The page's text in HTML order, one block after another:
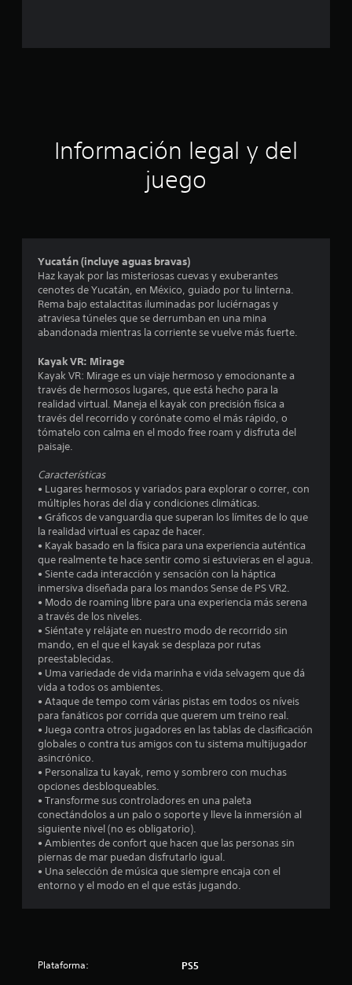
r
l
s
e
n
l
d
e
2
2
4
c
l
i
i
Información legal y del
juego
Yucatán (incluye aguas bravas)
Haz kayak por las misteriosas cuevas y exuberantes
cenotes de Yucatán, en México, guiado por tu linterna.
Rema bajo estalactitas iluminadas por luciérnagas y
atraviesa túneles que se derrumban en una mina
abandonada mientras la corriente se vuelve más fuerte.
Kayak VR: Mirage
Kayak VR: Mirage es un viaje hermoso y emocionante a
través de hermosos lugares, que está hecho para la
realidad virtual. Maneja el kayak con precisión física a
través del recorrido y corónate como el más rápido, o
tómatelo con calma en el modo free roam y disfruta del
paisaje.
Características
• Lugares hermosos y variados para explorar o correr, con
múltiples horas del día y condiciones climáticas.
• Gráficos de vanguardia que superan los límites de lo que
la realidad virtual es capaz de hacer.
• Kayak basado en la física para una experiencia auténtica
que realmente te hace sentir como si estuvieras en el agua.
• Siente cada interacción y sensación con la háptica
inmersiva diseñada para los mandos Sense de PS VR2.
• Modo de roaming libre para una experiencia más serena
a través de los niveles.
• Siéntate y relájate en nuestro modo de recorrido sin
mando, en el que el kayak se desplaza por rutas
preestablecidas.
• Uma variedade de vida marinha e vida selvagem que dá
vida a todos os ambientes.
• Ataque de tempo com várias pistas em todos os níveis
para fanáticos por corrida que querem um treino real.
• Juega contra otros jugadores en las tablas de clasificación
globales o contra tus amigos con tu sistema multijugador
asincrónico.
• Personaliza tu kayak, remo y sombrero con muchas
opciones desbloqueables.
• Transforme sus controladores en una paleta
conectándolos a un palo o soporte y lleve la inmersión al
siguiente nivel (no es obligatorio).
• Ambientes de confort que hacen que las personas sin
piernas de mar puedan disfrutarlo igual.
• Una selección de música que siempre encaja con el
entorno y el modo en el que estás jugando.
Plataforma: PS5